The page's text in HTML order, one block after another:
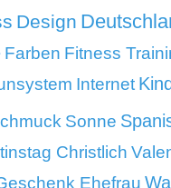
Design
Farben Fitness
Internet
Sonne
Christlich
Ehefrau